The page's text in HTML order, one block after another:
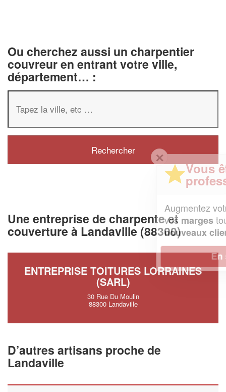
Ou cherchez aussi un charpentier
couvreur en entrant votre ville,
département… :
Une entreprise de charpente et
couverture à Landaville (88300)
ENTREPRISE TOITURES LORRAINES
(SARL)
30 Rue Du Moulin
88300 Landaville
D’autres artisans proche de
Landaville
Vous êtes un
professionnel ?
chiffre d'affaireset
vosmargestout en gagnant de
nouveaux clients !
En savoir plus